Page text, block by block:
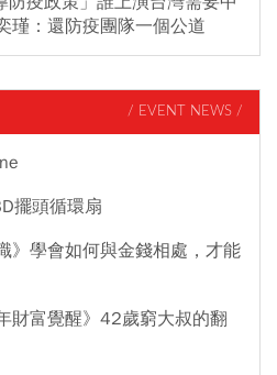
瑾：還防疫團隊一個公道
/ EVENT NEWS /
擺頭循環扇
》學會如何與金錢相處，才能
財富覺醒》42歲窮大叔的翻